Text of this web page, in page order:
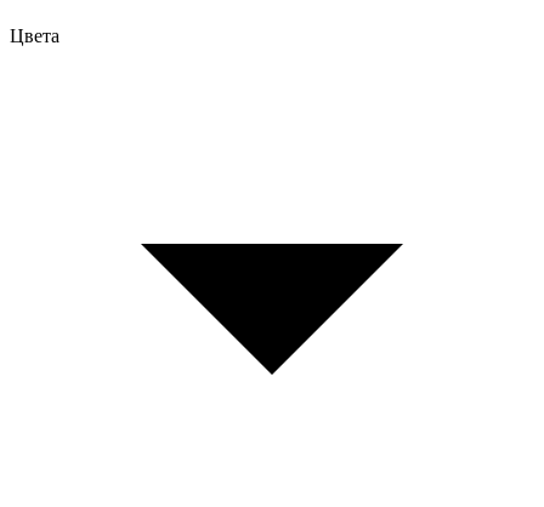
Цвета